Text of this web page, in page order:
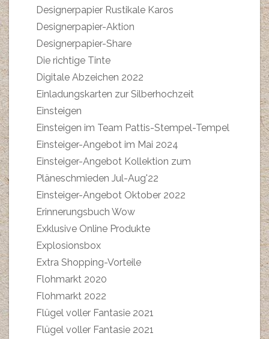
Designerpapier Rustikale Karos
Designerpapier-Aktion
Designerpapier-Share
Die richtige Tinte
Digitale Abzeichen 2022
Einladungskarten zur Silberhochzeit
Einsteigen
Einsteigen im Team Pattis-Stempel-Tempel
Einsteiger-Angebot im Mai 2024
Einsteiger-Angebot Kollektion zum
Pläneschmieden Jul-Aug'22
Einsteiger-Angebot Oktober 2022
Erinnerungsbuch Wow
Exklusive Online Produkte
Explosionsbox
Extra Shopping-Vorteile
Flohmarkt 2020
Flohmarkt 2022
Flügel voller Fantasie 2021
Flügel voller Fantasie 2021